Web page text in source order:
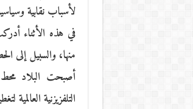
لأسباب نقابية
في هذه الأثناء
منها، والسبيل إلى
أصبحت البلاد محط
التلفزيزنية العالمية